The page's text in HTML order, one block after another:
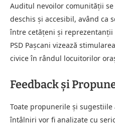
Auditul nevoilor comunității
deschis și accesibil, având ca
între cetățeni și reprezentanții
PSD Pașcani vizează
civice în rândul locuitorilor
Feedback și
Toate propunerile și
întâlniri vor fi analizate cu